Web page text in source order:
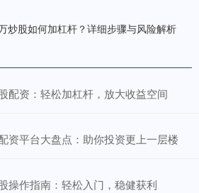
炒股如何加杠杆？详细步骤与风险解析
配资：轻松加杠杆，放大收益空间
资平台大盘点：助你投资更上一层楼
操作指南：轻松入门，稳健获利